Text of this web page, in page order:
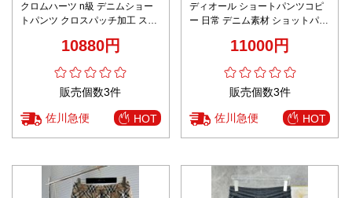
クロムハーツ n級 デニムショー
トパンツ クロスパッチ加工 スト
10880円
販売個数3件
佐川急便 HOT
ディオール ショートパンツコピ
ー 日常 デニム素材 ショットパン
11000円
販売個数3件
佐川急便 HOT